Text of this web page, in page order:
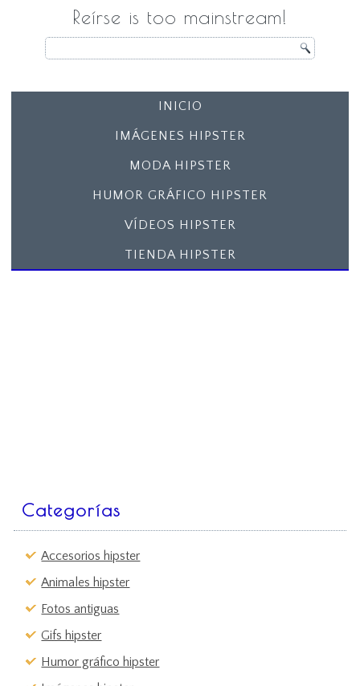
Reírse is too mainstream!
INICIO
IMÁGENES HIPSTER
MODA HIPSTER
HUMOR GRÁFICO HIPSTER
VÍDEOS HIPSTER
TIENDA HIPSTER
Categorías
Accesorios hipster
Animales hipster
Fotos antiguas
Gifs hipster
Humor gráfico hipster